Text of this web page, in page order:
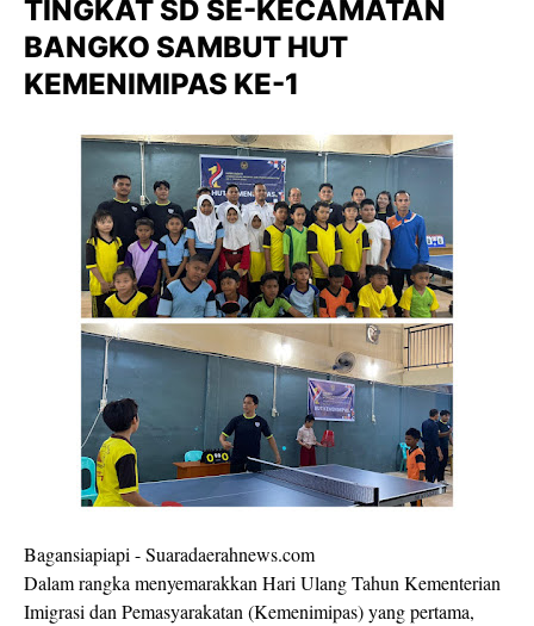
TINGKAT SD SE-KECAMATAN
BANGKO SAMBUT HUT
KEMENIMIPAS KE-1
Bagansiapiapi - Suaradaerahnews.com
Dalam rangka menyemarakkan Hari Ulang Tahun Kementerian
Imigrasi dan Pemasyarakatan (Kemenimipas) yang pertama,